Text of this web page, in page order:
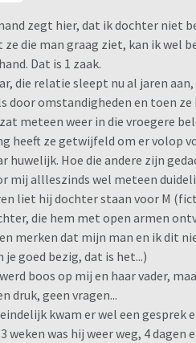
zegt hier, dat ik dochter niet
ze die man graag ziet, kan ik wel
Dat is 1 zaak.
die relatie sleept nu al jaren
door omstandigheden en toen ze
meteen weer in die vroegere
heeft ze getwijfeld om er volop
huwelijk. Hoe die andere zijn
mij allleszinds wel meteen
liet hij dochter staan voor M
die hem met open armen
merken dat mijn man en ik dit
je goed bezig, dat is het...)
boos op mij en haar vader,
druk, geen vragen...
kwam er wel een gesprek
weken was hij weer weg, 4